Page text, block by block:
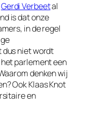
Gerdi Verbeetal
is dat onze
in de regel
dus niet wordt
parlement een
denken wij
Ook Klaas Knot
en